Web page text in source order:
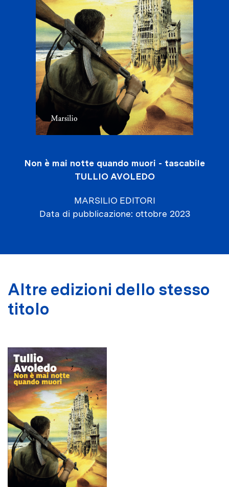
Non è mai notte quando muori - tascabile
TULLIO AVOLEDO
MARSILIO EDITORI
Data di pubblicazione ottobre 2023
Altre edizioni dello stesso
titolo